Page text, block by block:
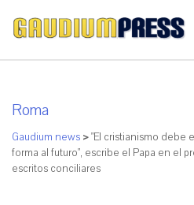
Roma
Gaudium news >"El cristianismo debe
forma al futuro", escribe el Papa en el
escritos conciliares